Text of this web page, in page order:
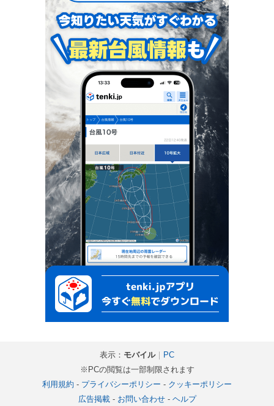
表示： モバイル｜ PC
※PCの閲覧は一部制限されます
利用規約 - プライバシーポリシー - クッキーポリシー
広告掲載- お問い合わせ- ヘルプ